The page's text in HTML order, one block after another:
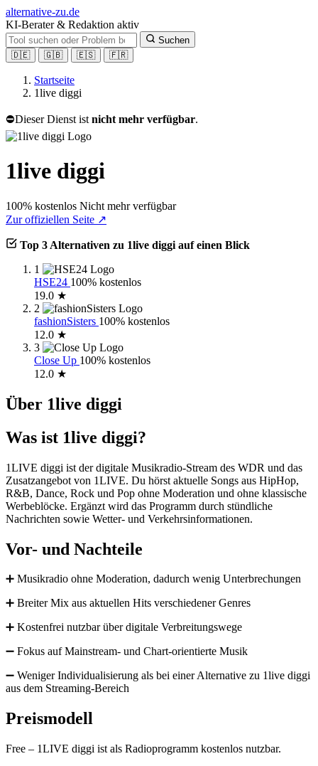
alternative-zu.de
KI-Berater & Redaktion aktiv
Suchen
🇩🇪
🇬🇧 🇪🇸 🇫🇷
Startseite
1live diggi
⛔Dieser Dienst ist nicht mehr verfügbar.
1live diggi
100% kostenlos Nicht mehr verfügbar
Zur offiziellen Seite ↗
Top 3 Alternativen zu 1live diggi auf einen Blick
1
HSE24 100% kostenlos
19.0 ★
2
fashionSisters 100% kostenlos
12.0 ★
3
Close Up 100% kostenlos
12.0 ★
Über 1live diggi
Was ist 1live diggi?
1LIVE diggi ist der digitale Musikradio-Stream des WDR und das
Zusatzangebot von 1LIVE. Du hörst aktuelle Songs aus HipHop,
R&B, Dance, Rock und Pop ohne Moderation und ohne klassische
Werbeblöcke. Ergänzt wird das Programm durch stündliche
Nachrichten sowie Wetter- und Verkehrsinformationen.
Vor- und Nachteile
➕ Musikradio ohne Moderation, dadurch wenig Unterbrechungen
➕ Breiter Mix aus aktuellen Hits verschiedener Genres
➕ Kostenfrei nutzbar über digitale Verbreitungswege
➖ Fokus auf Mainstream- und Chart-orientierte Musik
➖ Weniger Individualisierung als bei einer Alternative zu 1live diggi
aus dem Streaming-Bereich
Preismodell
Free – 1LIVE diggi ist als Radioprogramm kostenlos nutzbar.